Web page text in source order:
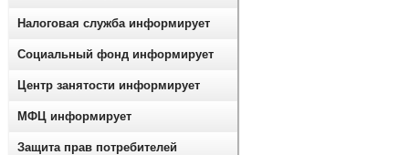
Налоговая служба информирует
Социальный фонд информирует
Центр занятости информирует
МФЦ информирует
Защита прав потребителей